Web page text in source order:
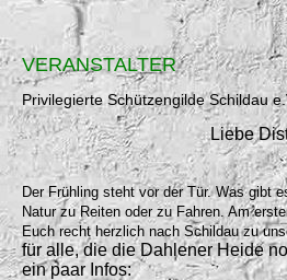
VERANSTALTER
Privilegierte Schützengilde Schildau
Liebe
Der Frühling steht vor der Tür. Was gibt
Natur zu Reiten oder zu Fahren. Am
Euch recht herzlich nach Schildau zu
für alle, die die Dahlener Heide
ein paar Infos: